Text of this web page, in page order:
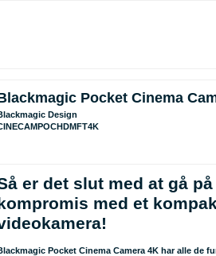
Pocket Cinema
Design
er det slut med at gå på
med et
Pocket Cinema Camera 4K har alle de